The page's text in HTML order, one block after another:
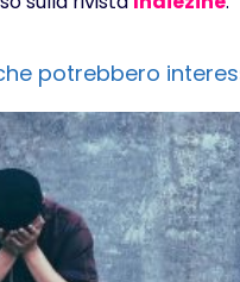
potrebbero